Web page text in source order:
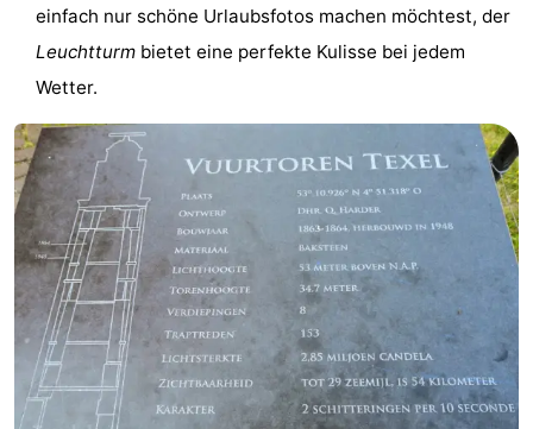
Residentie
Texel
Villapark
Vogelmient
Hotels
Zimmer
(mit
Frühstück)
Lastminutes
Strand
Sehen
&
tun
-
Museen
Denkmäler
-
einfach nur schöne Urlaubsfotos machen möchtest, der
Leuchtturm bietet eine perfekte Kulisse bei jedem
Wetter.